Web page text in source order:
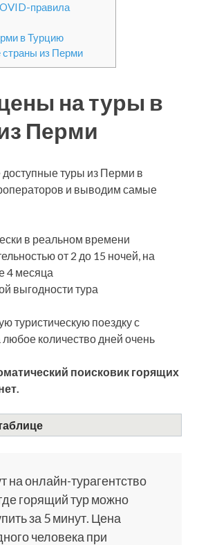
правила
в Турцию
страны из Перми
на туры в
Перми
туры из Перми в
и выводим самые
в реальном времени
от 2 до 15 ночей, на
4 месяца
выгодности тура
туристическую поездку с
количество дней очень
поисковик горящих
на онлайн-турагентство
горящий тур можно
за 5 минут. Цена
человека при